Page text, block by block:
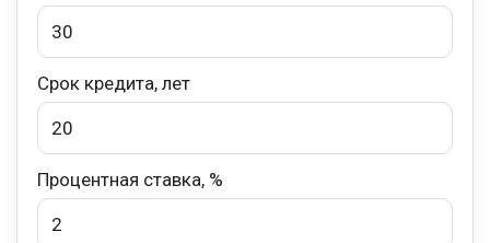
Срок кредита, лет
Процентная ставка, %